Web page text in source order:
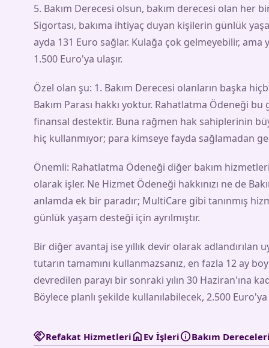
5. Bakım Derecesi olsun, bakım derecesi olan her
Sigortası, bakıma ihtiyaç duyan kişilerin günlük
ayda 131 Euro sağlar. Kulağa çok gelmeyebilir, ama
1.500 Euro'ya ulaşır.
Özel olan şu: 1. Bakım Derecesi olanların başka
Bakım Parası hakkı yoktur. Rahatlatma Ödeneği
finansal destektir. Buna rağmen hak sahiplerinin
hiç kullanmıyor; para kimseye fayda sağlamadan
Önemli: Rahatlatma Ödeneği diğer bakım
olarak işler. Ne Hizmet Ödeneği hakkınızı ne de
anlamda ek bir paradır; MultiCare gibi tanınmış
günlük yaşam desteği için ayrılmıştır.
Bir diğer avantaj ise yıllık devir olarak adlandırılan
tutarın tamamını kullanmazsanız, en fazla 12 ay
devredilen parayı bir sonraki yılın 30 Haziran'ına
Böylece planlı şekilde kullanılabilecek, 2.500
handshakeRefakat Hizmetleri home Ev İşleriinfoBakım